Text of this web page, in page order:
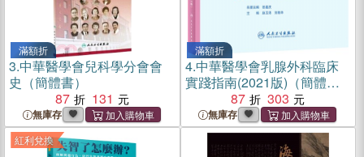
滿額折
3.中華醫學會兒科學分會會
史（簡體書）
87
131
無庫存
滿額折
4.中華醫學會乳腺外科臨床
實踐指南(2021版)（簡體
87 303
無庫存
紅利兌換